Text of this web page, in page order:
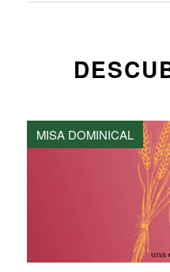
MISA DOMINICAL